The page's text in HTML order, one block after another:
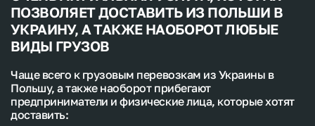
транспортные услуги по запросам типа “Польша
грузоперевозки”, начав сотрудничество с нашей
компанией вы получите надежного партнера по
доставкам ваших товаров как внутри Украины, так и
Автомобильнаяперевозка грузов из Польши
производится на машинах, оборудованных
современными системами GPS
ПОЗВОЛЯЕТ ДОСТАВИТЬ ИЗ ПОЛЬШИ В
УКРАИНУ, А ТАКЖЕ НАОБОРОТ ЛЮБЫЕ
ВИДЫ ГРУЗОВ
Чаще всего к грузовым перевозкам из Украины в
Польшу, а также наоборот прибегают
предприниматели и физические лица, которые хотят
доставить: